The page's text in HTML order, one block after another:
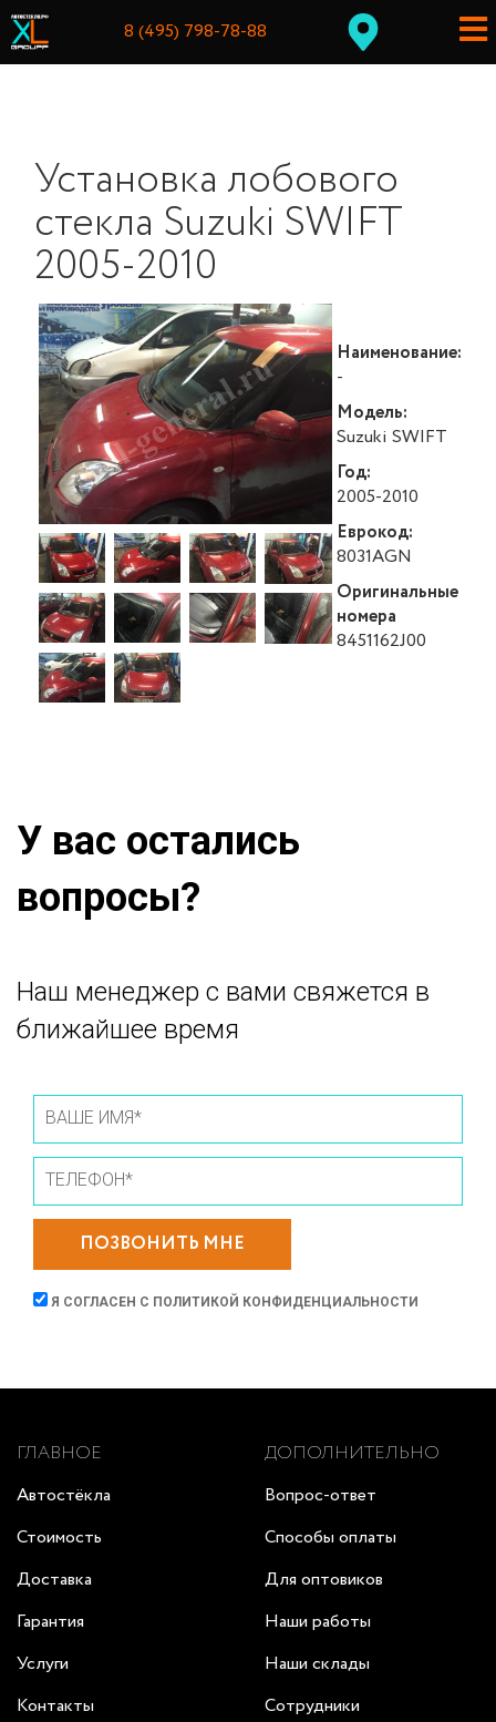
8 (495) 798-78-88
Установка лобового
стекла Suzuki SWIFT
2005-2010
Наименование:
-
Модель:
Suzuki SWIFT
Год:
2005-2010
Еврокод:
8031AGN
Оригинальные
номера
8451162J00
У вас остались
вопросы?
Наш менеджер с вами свяжется в
ближайшее время
ПОЗВОНИТЬ МНЕ
Я СОГЛАСЕН С ПОЛИТИКОЙ КОНФИДЕНЦИАЛЬНОСТИ
ГЛАВНОЕ
Автостёкла
Стоимость
Доставка
Гарантия
Услуги
Контакты
ДОПОЛНИТЕЛЬНО
Вопрос-ответ
Способы оплаты
Для оптовиков
Наши работы
Наши склады
Сотрудники